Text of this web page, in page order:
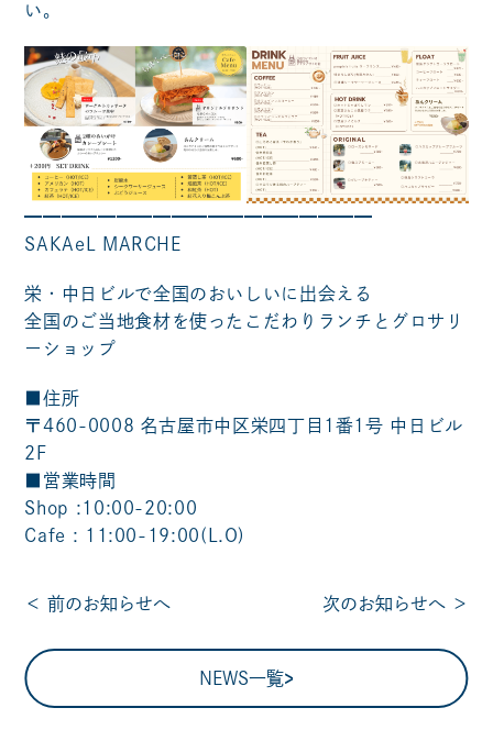
い。
━━━━━━━━━━━━━━━━━━━
SAKAeL MARCHE
栄・中日ビルで全国のおいしいに出会える
全国のご当地食材を使ったこだわりランチとグロサリ
ーショップ
■住所
〒460-0008 名古屋市中区栄四丁目1番1号 中日ビル
2F
■営業時間
Shop :10:00-20:00
Cafe : 11:00-19:00(L.O)
＜前のお知らせへ
NEWS一覧
次のお知らせへ＞